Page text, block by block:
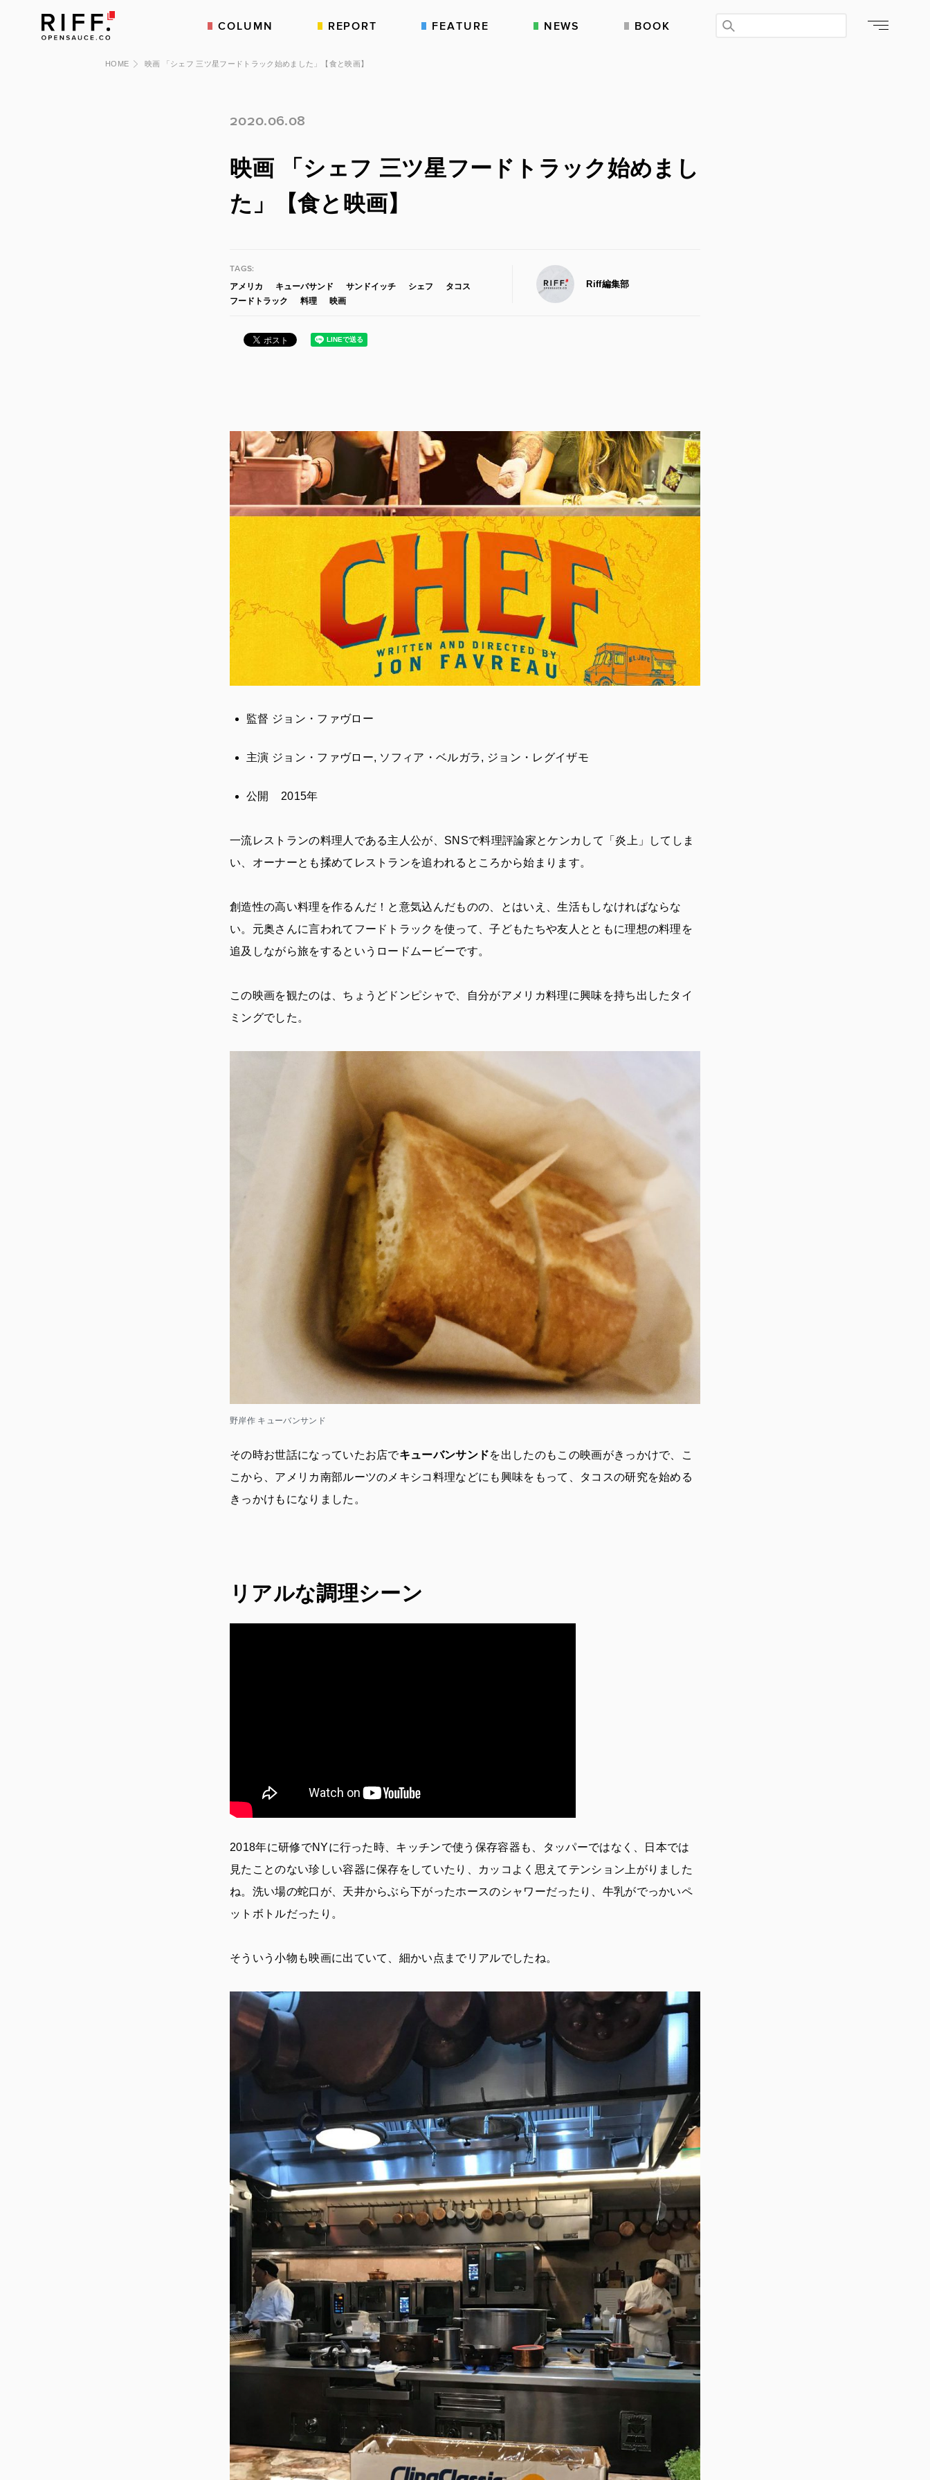
COLUMN REPORT FEATURE NEWS BOOK
HOME 映画 「シェフ 三ツ星フードトラック始めました」【食と映画】
2020.06.08
映画 「シェフ 三ツ星フードトラック始めまし
た」【食と映画】
TAGS:
アメリカ キューバサンド サンドイッチ シェフ
タコス
フードトラック
料理 映画
Riff編集部
監督 ジョン・ファヴロー
主演 ジョン・ファヴロー, ソフィア・ベルガラ, ジョン・レグイザモ
公開 2015年
一流レストランの料理人である主人公が、SNSで料理評論家とケンカして「炎上」してしま
い、オーナーとも揉めてレストランを追われるところから始まります。
創造性の高い料理を作るんだ！と意気込んだものの、とはいえ、生活もしなければならな
い。元奥さんに言われてフードトラックを使って、子どもたちや友人とともに理想の料理を
追及しながら旅をするというロードムービーです。
この映画を観たのは、ちょうどドンピシャで、自分がアメリカ料理に興味を持ち出したタイ
ミングでした。
野岸作 キューバンサンド
その時お世話になっていたお店でキューバンサンドを出したのもこの映画がきっかけで、こ
こから、アメリカ南部ルーツのメキシコ料理などにも興味をもって、タコスの研究を始める
きっかけもになりました。
リアルな調理シーン
2018年に研修でNYに行った時、キッチンで使う保存容器も、タッパーではなく、日本では
見たことのない珍しい容器に保存をしていたり、カッコよく思えてテンション上がりました
ね。洗い場の蛇口が、天井からぶら下がったホースのシャワーだったり、牛乳がでっかいペ
ットボトルだったり。
そういう小物も映画に出ていて、細かい点までリアルでしたね。